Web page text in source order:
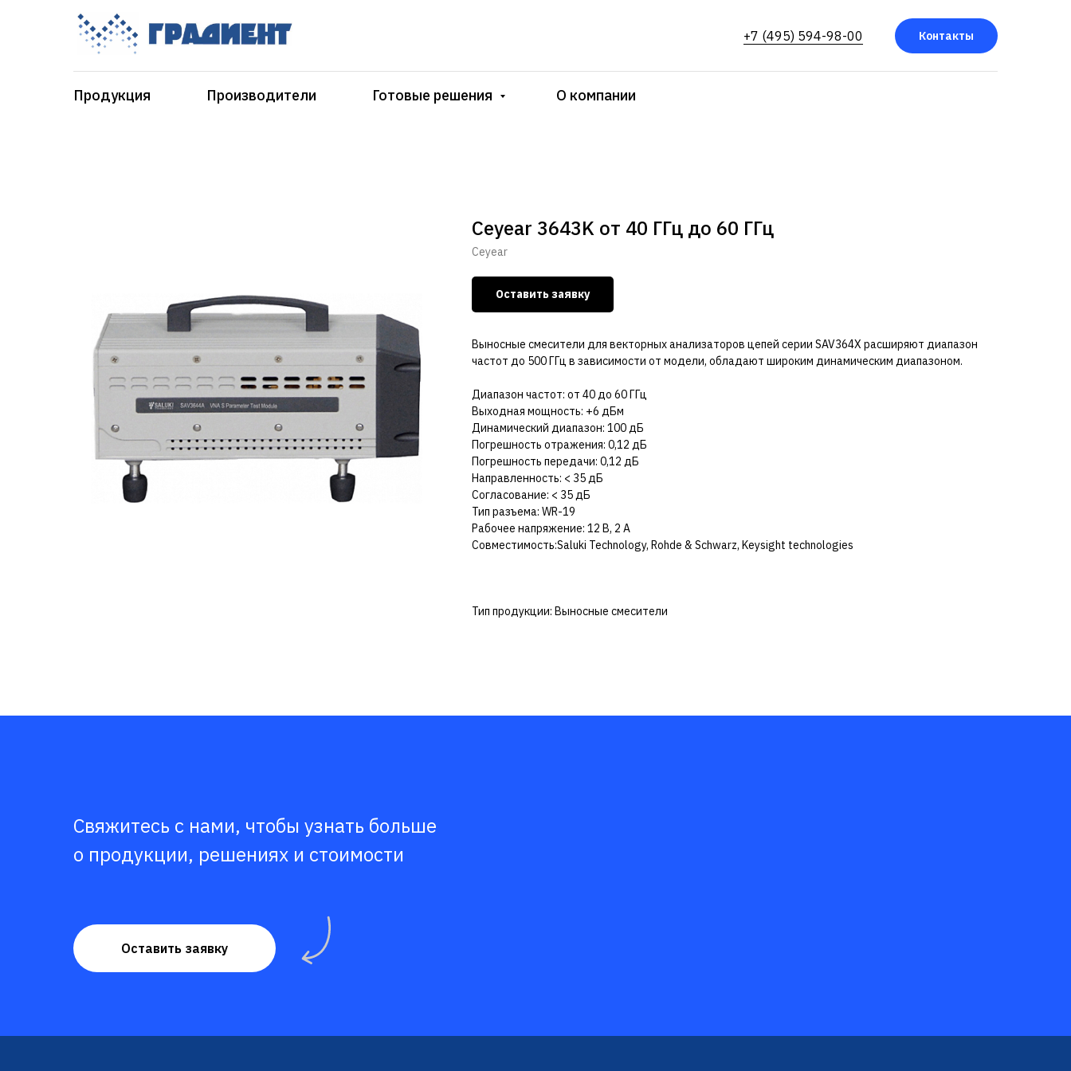
+7 (495) 594-98-00 Контакты
Продукция Производители Готовые решения О компании
Ceyear 3643K от 40 ГГц до 60 ГГц
Сeyear
Оставить заявку
Выносные смесители для векторных анализаторов цепей серии SAV364X расширяют диапазон
частот до 500 ГГц в зависимости от модели, обладают широким динамическим диапазоном.
Диапазон частот: от 40 до 60 ГГц
Выходная мощность: +6 дБм
Динамический диапазон: 100 дБ
Погрешность отражения: 0,12 дБ
Погрешность передачи: 0,12 дБ
Направленность: < 35 дБ
Согласование: < 35 дБ
Тип разъема: WR-19
Рабочее напряжение: 12 В, 2 А
Совместимость:Saluki Technology, Rohde & Schwarz, Keysight technologies
Тип продукции: Выносные смесители
Свяжитесь с нами, чтобы узнать больше
о продукции, решениях и стоимости
Оставить заявку